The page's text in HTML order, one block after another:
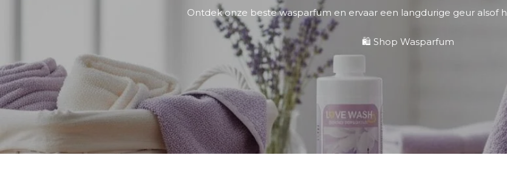
Ontdek onze beste wasparfum en ervaar een langdurige geur alsof
🛍️ Shop Wasparfum